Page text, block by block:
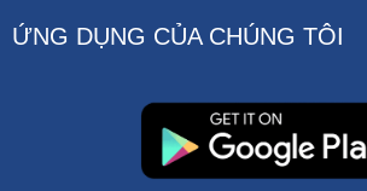
ỨNG DỤNG CỦA CHÚNG TÔI